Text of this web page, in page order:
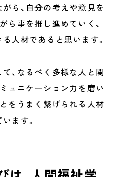
ら、自分の考えや意見を
ら事を推し進めていく、
人材であると思います。
、なるべく多様な人と関
ュニケーション力を磨い
をうまく繋げられる人材
ます。